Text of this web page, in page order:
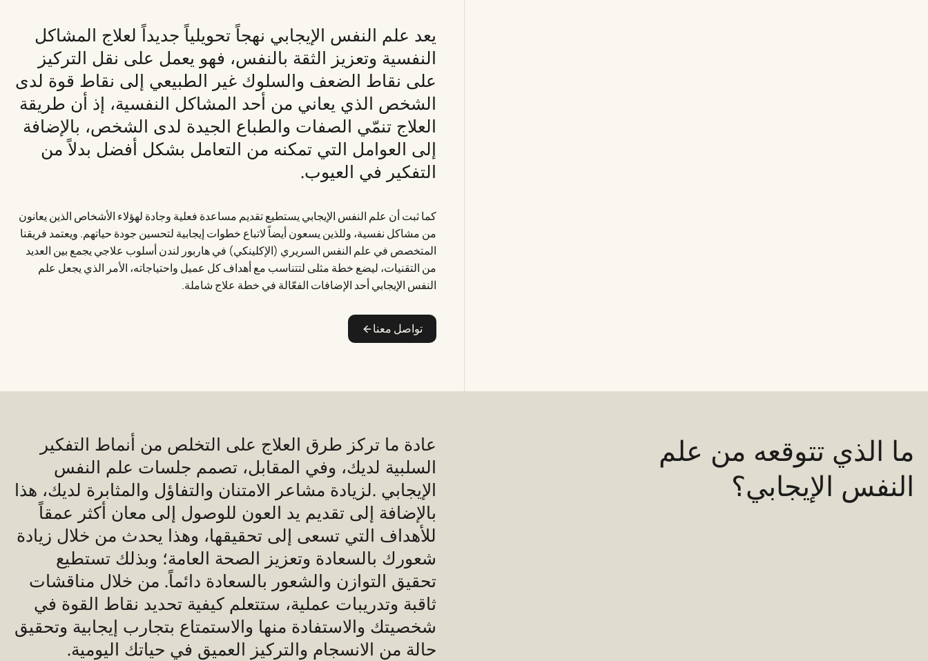
يعد علم النفس الإيجابي نهجاً تحويلياً جديداً لعلاج المشاكل
النفسية وتعزيز الثقة بالنفس، فهو يعمل على نقل التركيز
على نقاط الضعف والسلوك غير الطبيعي إلى نقاط قوة لدى
الشخص الذي يعاني من أحد المشاكل النفسية، إذ أن طريقة
العلاج تنمّي الصفات والطباع الجيدة لدى الشخص، بالإضافة
إلى العوامل التي تمكنه من التعامل بشكل أفضل بدلاً من
التفكير في العيوب.
كما ثبت أن علم النفس الإيجابي يستطيع تقديم مساعدة فعلية وجادة لهؤلاء الأشخاص الذين يعانون
من مشاكل نفسية، وللذين يسعون أيضاً لاتباع خطوات إيجابية لتحسين جودة حياتهم. ويعتمد فريقنا
المتخصص في علم النفس السريري (الإكلينكي) في هاربور لندن أسلوب علاجي يجمع بين العديد
من التقنيات، ليضع خطة مثلى لتتناسب مع أهداف كل عميل واحتياجاته، الأمر الذي يجعل علم
النفس الإيجابي أحد الإضافات الفعّالة في خطة علاج شاملة.
تواصل معنا
ما الذي تتوقعه من علم
النفس الإيجابي؟
عادة ما تركز طرق العلاج على التخلص من أنماط التفكير
السلبية لديك، وفي المقابل، تصمم جلسات علم النفس
الإيجابي .لزيادة مشاعر الامتنان والتفاؤل والمثابرة لديك، هذا
بالإضافة إلى تقديم يد العون للوصول إلى معان أكثر عمقاً
للأهداف التي تسعى إلى تحقيقها، وهذا يحدث من خلال زيادة
شعورك بالسعادة وتعزيز الصحة العامة؛ وبذلك تستطيع
تحقيق التوازن والشعور بالسعادة دائماً. من خلال مناقشات
ثاقبة وتدريبات عملية، ستتعلم كيفية تحديد نقاط القوة في
شخصيتك والاستفادة منها والاستمتاع بتجارب إيجابية وتحقيق
حالة من الانسجام والتركيز العميق في حياتك اليومية.